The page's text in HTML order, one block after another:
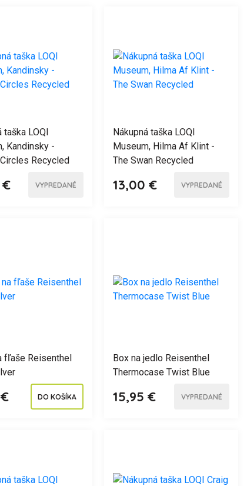
taška LOQI
Kandinsky -
Recycled
€ VYPREDANÉ
Nákupná taška LOQI
Museum, Hilma Af Klint -
The Swan Recycled
13,00 € VYPREDANÉ
fľaše Reisenthel
DO KOŠÍKA
Box na jedlo Reisenthel
Thermocase Twist Blue
15,95 € VYPREDANÉ